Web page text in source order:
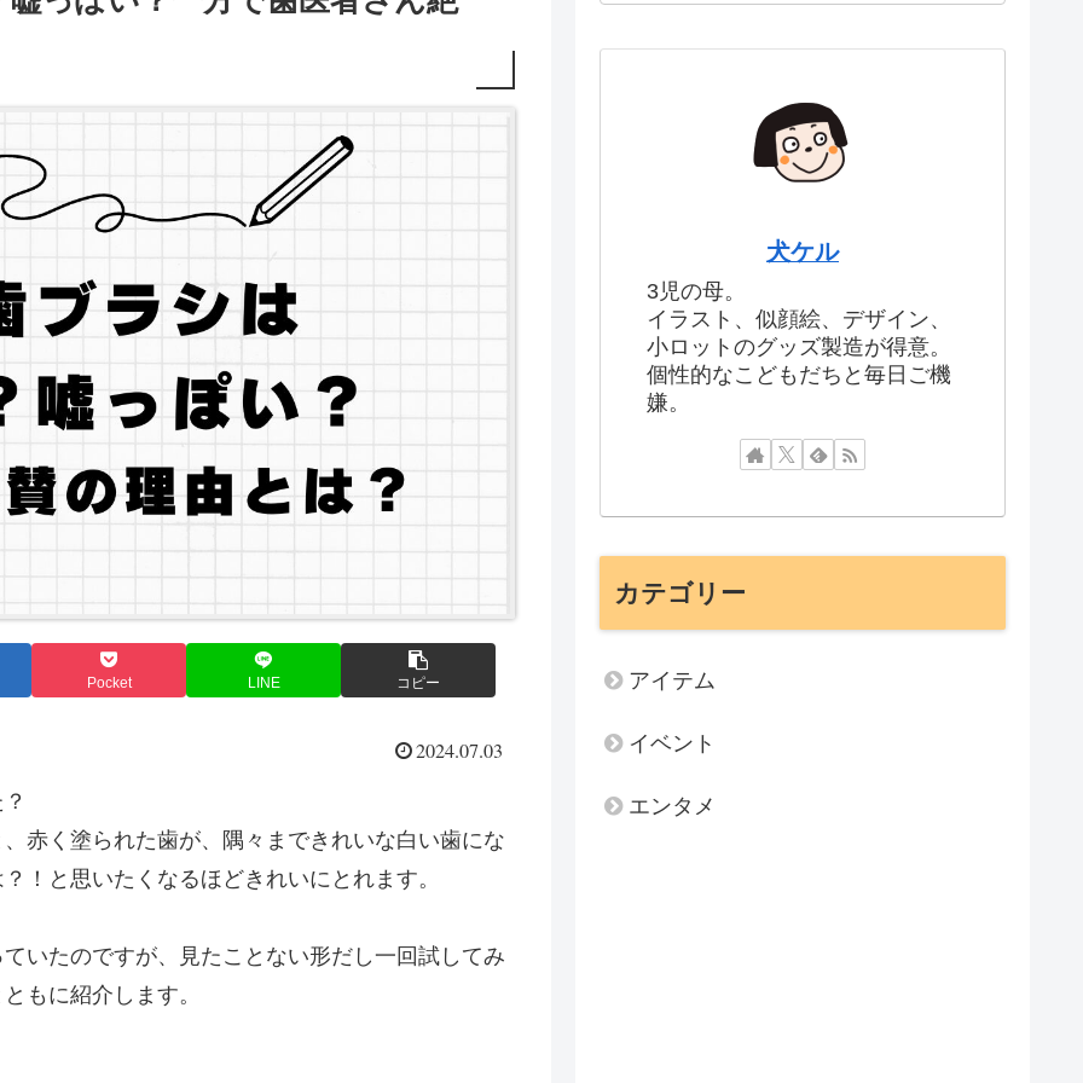
Pocket LINE コピー
2024.07.03
赤く塗られた歯が、隅々まできれいな白い歯にな
！と思いたくなるほどきれいにとれます。
いたのですが、見たことない形だし一回試してみ
もに紹介します。
犬ケル
3児の母。
イラスト、似顔絵、デザイン、
小ロットのグッズ製造が得意。
個性的なこどもだちと毎日ご機
嫌。
カテゴリー
アイテム
イベント
エンタメ